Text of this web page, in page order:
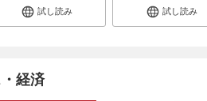
試し読み 試し読み
経済